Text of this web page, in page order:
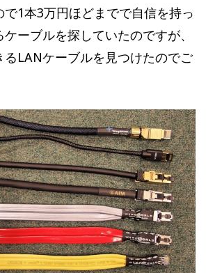
1本3万円ほどまでで自信を持っ
ーブルを探していたのですが、
るLANケーブルを見つけたのでご